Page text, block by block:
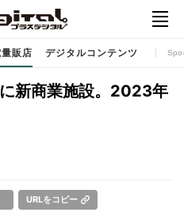
販店 デジタルコンテンツ
新商業施設。2023年
URLをコピー